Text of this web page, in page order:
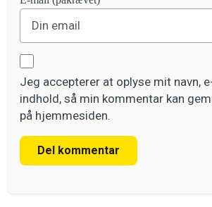
Jeg accepterer at oplyse mit navn,
indhold, så min kommentar kan
på hjemmesiden.
Del kommentar